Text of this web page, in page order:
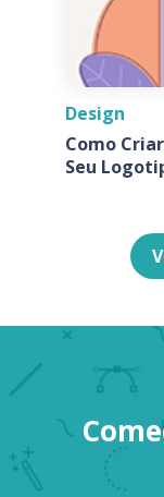
Design
Como
Seu